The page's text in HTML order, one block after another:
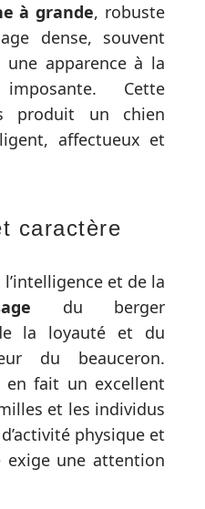
à grande, robuste
dense, souvent
apparence à la
Cette
produit un chien
affectueux et
caractère
et de la
du berger
la loyauté et du
du beauceron.
en fait un excellent
et les individus
physique et
une attention